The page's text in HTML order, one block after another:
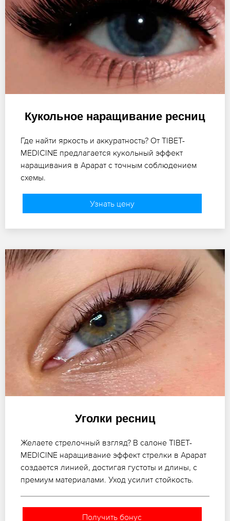
Кукольное наращивание ресниц
Где найти яркость и аккуратность? От TIBET-
MEDICINE предлагается кукольный эффект
наращивания в Арарат с точным соблюдением
схемы.
Узнать цену
Уголки ресниц
Желаете стрелочный взгляд? В салоне TIBET-
MEDICINE наращивание эффект стрелки в Арарат
создается линией, достигая густоты и длины, с
премиум материалами. Уход усилит стойкость.
Получить бонус